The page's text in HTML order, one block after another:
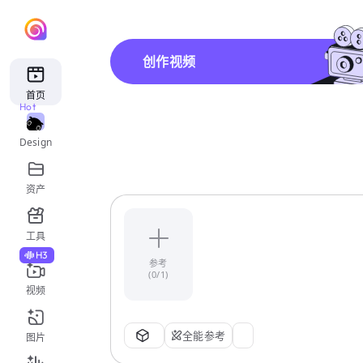
首页
Design
Hot
资产
工具
视频
H3
图片
创作视频
参考
(0/1)
全能参考